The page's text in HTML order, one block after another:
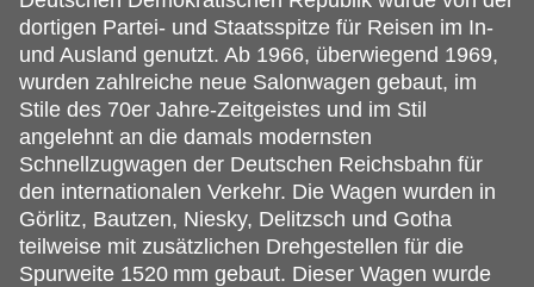
dortigen Partei- und Staatsspitze für Reisen im In-
und Ausland genutzt. Ab 1966, überwiegend 1969,
wurden zahlreiche neue Salonwagen gebaut, im
Stile des 70er Jahre-Zeitgeistes und im Stil
angelehnt an die damals modernsten
Schnellzugwagen der Deutschen Reichsbahn für
den internationalen Verkehr. Die Wagen wurden in
Görlitz, Bautzen, Niesky, Delitzsch und Gotha
teilweise mit zusätzlichen Drehgestellen für die
Spurweite 1520 mm gebaut. Dieser Wagen wurde